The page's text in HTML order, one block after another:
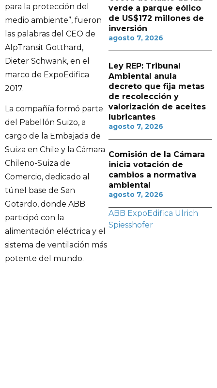
para la protección del
medio ambiente”, fueron
las palabras del CEO de
AlpTransit Gotthard,
Dieter Schwank, en el
marco de ExpoEdifica
2017.
La compañía formó parte
del Pabellón Suizo, a
cargo de la Embajada de
Suiza en Chile y la Cámara
Chileno-Suiza de
Comercio, dedicado al
túnel base de San
Gotardo, donde ABB
participó con la
alimentación eléctrica y el
sistema de ventilación más
potente del mundo.
verde a parque eólico
de US$172 millones de
inversión
agosto 7, 2026
Ley REP: Tribunal
Ambiental anula
decreto que fija metas
de recolección y
valorización de aceites
lubricantes
agosto 7, 2026
Comisión de la Cámara
inicia votación de
cambios a normativa
ambiental
agosto 7, 2026
ABB ExpoEdifica Ulrich
Spiesshofer